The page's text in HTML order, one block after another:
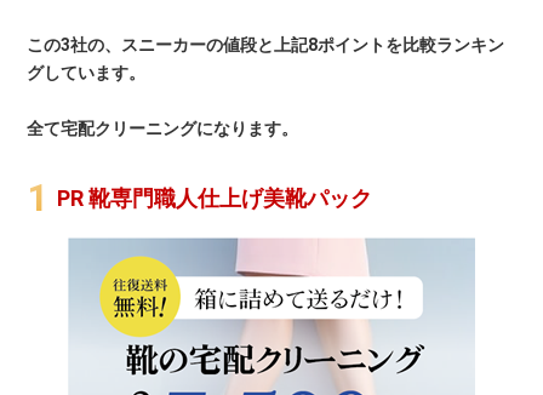
この3社の、スニーカーの値段と上記8ポイントを比較ランキン
グしています。
全て宅配クリーニングになります。
PR 靴専門職人仕上げ美靴パック